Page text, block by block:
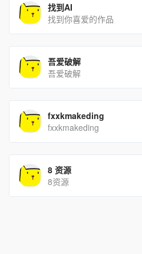
找到AI
找到你喜爱的作品
吾爱破解
吾爱破解
fxxkmakeding
fxxkmakeding
8 资源
8资源